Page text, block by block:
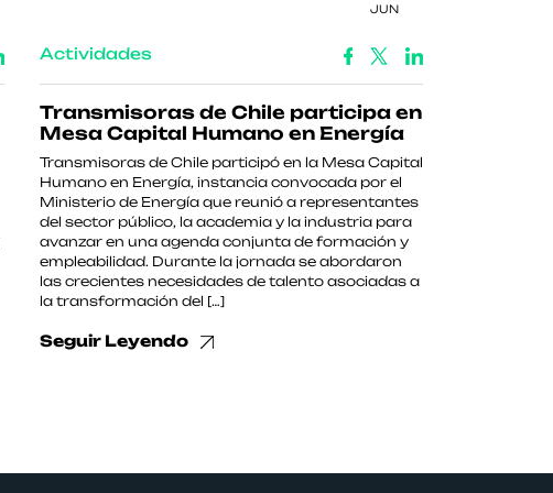
JUN
Actividades
Transmisoras de Chile participa en
Mesa Capital Humano en Energía
Transmisoras de Chile participó en la Mesa Capital
Humano en Energía, instancia convocada por el
Ministerio de Energía que reunió a representantes
del sector público, la academia y la industria para
avanzar en una agenda conjunta de formación y
empleabilidad. Durante la jornada se abordaron
las crecientes necesidades de talento asociadas a
la transformación del […]
Seguir Leyendo